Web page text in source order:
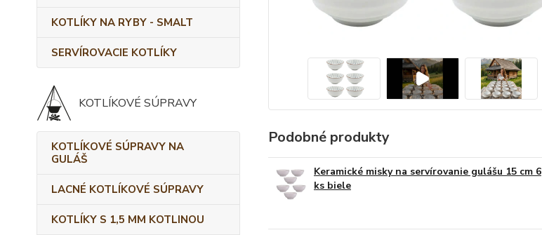
KOTLÍKY NA RYBY - SMALT
SERVÍROVACIE KOTLÍKY
KOTLÍKOVÉ SÚPRAVY
KOTLÍKOVÉ SÚPRAVY NA
GULÁŠ
LACNÉ KOTLÍKOVÉ SÚPRAVY
KOTLÍKY S 1,5 MM KOTLINOU
Podobné produkty
Keramické misky na servírovanie gulášu 15 cm 6
ks biele